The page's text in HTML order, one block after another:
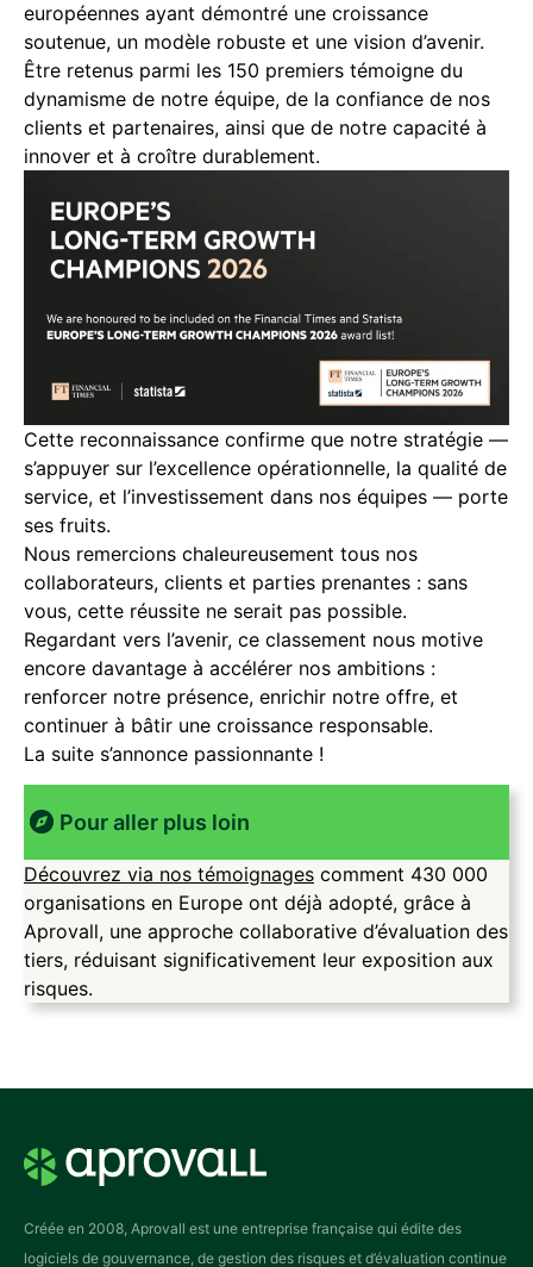
européennes ayant démontré une croissance
soutenue, un modèle robuste et une vision d’avenir.
Être retenus parmi les 150 premiers témoigne du
dynamisme de notre équipe, de la confiance de nos
clients et partenaires, ainsi que de notre capacité à
innover et à croître durablement.
Cette reconnaissance confirme que notre stratégie —
s’appuyer sur l’excellence opérationnelle, la qualité de
service, et l’investissement dans nos équipes — porte
ses fruits.
Nous remercions chaleureusement tous nos
collaborateurs, clients et parties prenantes : sans
vous, cette réussite ne serait pas possible.
Regardant vers l’avenir, ce classement nous motive
encore davantage à accélérer nos ambitions :
renforcer notre présence, enrichir notre offre, et
continuer à bâtir une croissance responsable.
La suite s’annonce passionnante !
Pour aller plus loin
Découvrez via nos témoignages comment 430 000
organisations en Europe ont déjà adopté, grâce à
Aprovall, une approche collaborative d’évaluation des
tiers, réduisant significativement leur exposition aux
risques.
Créée en 2008, Aprovall est une entreprise française qui édite des
logiciels de gouvernance, de gestion des risques et d’évaluation continue